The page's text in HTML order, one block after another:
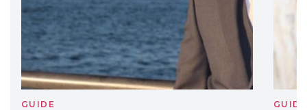
GUIDE GUIDE